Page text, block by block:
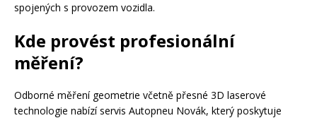
spojených s provozem vozidla.
Kde provést profesionální
měření?
Odborné měření geometrie včetně přesné 3D laserové
technologie nabízí servis Autopneu Novák, který poskytuje